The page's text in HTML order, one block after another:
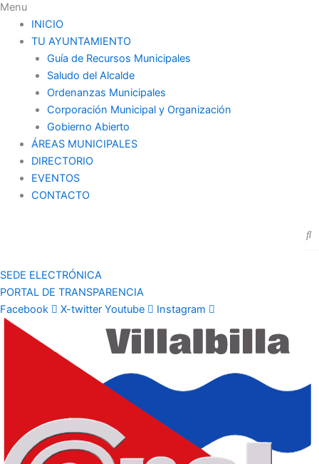
Menu
INICIO
TU AYUNTAMIENTO
Guía de Recursos Municipales
Saludo del Alcalde
Ordenanzas Municipales
Corporación Municipal y Organización
Gobierno Abierto
ÁREAS MUNICIPALES
DIRECTORIO
EVENTOS
CONTACTO
SEDE ELECTRÓNICA
PORTAL DE TRANSPARENCIA
Facebook
X-twitter Youtube Instagram